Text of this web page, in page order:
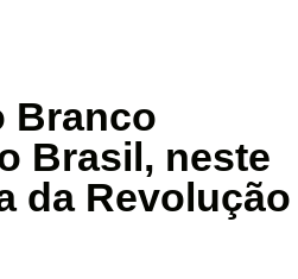
Branco
Brasil, neste
da Revolução